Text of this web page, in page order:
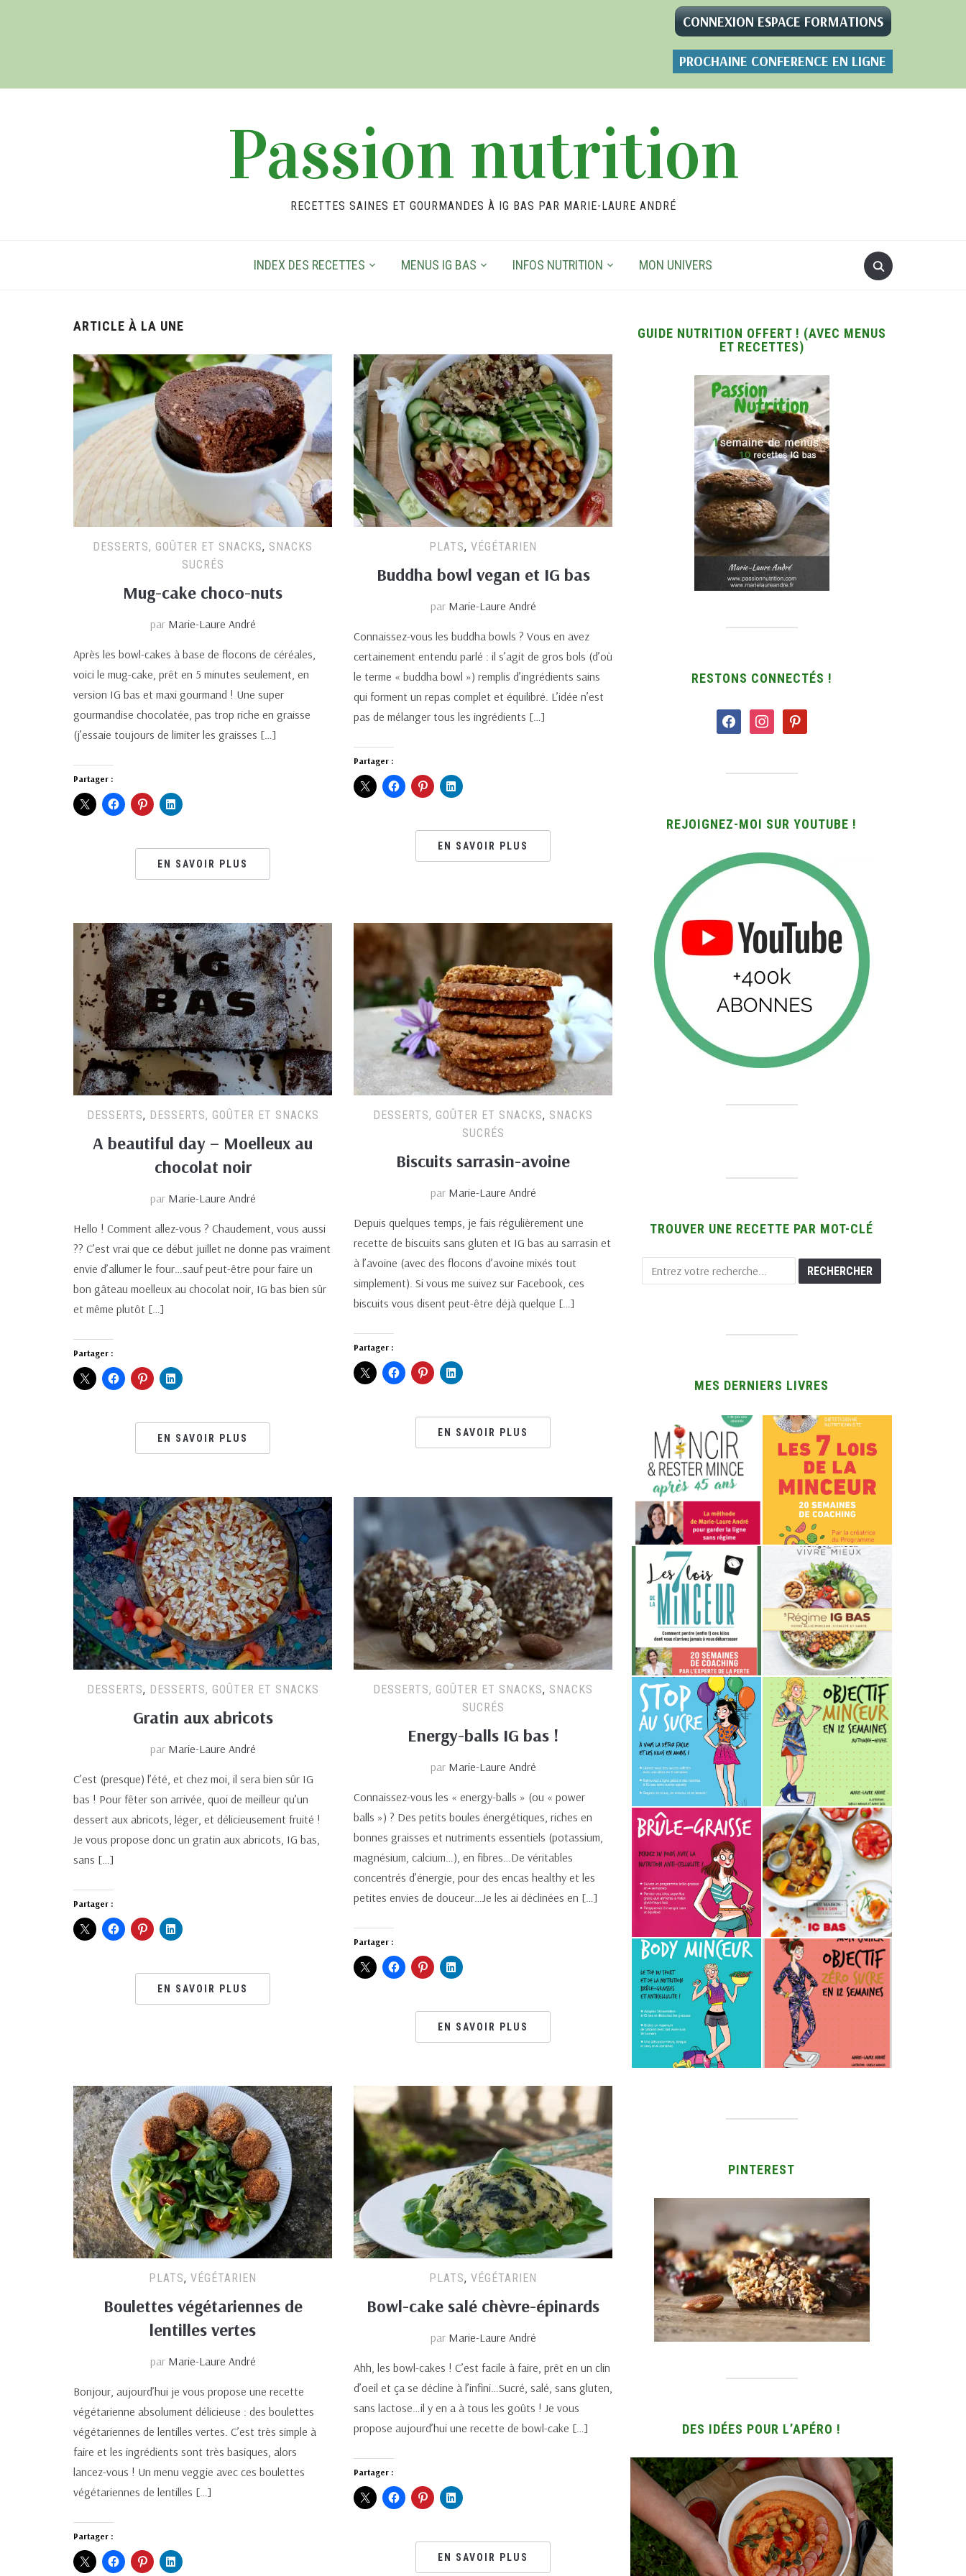
CONNEXION ESPACE FORMATIONS
PROCHAINE CONFERENCE EN LIGNE
Passion nutrition
RECETTES SAINES ET GOURMANDES À IG BAS PAR MARIE-LAURE ANDRÉ
INDEX DES RECETTES MENUS IG BAS INFOS NUTRITION MON UNIVERS
ARTICLE À LA UNE
DESSERTS, GOÛTER ET SNACKS, SNACKS
SUCRÉS
Mug-cake choco-nuts
par Marie-Laure André
Après les bowl-cakes à base de flocons de céréales,
voici le mug-cake, prêt en 5 minutes seulement, en
version IG bas et maxi gourmand ! Une super
gourmandise chocolatée, pas trop riche en graisse
(j’essaie toujours de limiter les graisses […]
Partager :
EN SAVOIR PLUS
PLATS, VÉGÉTARIEN
Buddha bowl vegan et IG bas
par Marie-Laure André
Connaissez-vous les buddha bowls ? Vous en avez
certainement entendu parlé : il s’agit de gros bols (d’où
le terme « buddha bowl ») remplis d’ingrédients sains
qui forment un repas complet et équilibré. L’idée n’est
pas de mélanger tous les ingrédients […]
Partager :
EN SAVOIR PLUS
DESSERTS, DESSERTS, GOÛTER ET SNACKS
A beautiful day – Moelleux au
chocolat noir
par Marie-Laure André
Hello ! Comment allez-vous ? Chaudement, vous aussi
?? C’est vrai que ce début juillet ne donne pas vraiment
envie d’allumer le four…sauf peut-être pour faire un
bon gâteau moelleux au chocolat noir, IG bas bien sûr
et même plutôt […]
Partager :
EN SAVOIR PLUS
DESSERTS, GOÛTER ET SNACKS, SNACKS
SUCRÉS
Biscuits sarrasin-avoine
par Marie-Laure André
Depuis quelques temps, je fais régulièrement une
recette de biscuits sans gluten et IG bas au sarrasin et
à l’avoine (avec des flocons d’avoine mixés tout
simplement). Si vous me suivez sur Facebook, ces
biscuits vous disent peut-être déjà quelque […]
Partager :
EN SAVOIR PLUS
DESSERTS, DESSERTS, GOÛTER ET SNACKS
Gratin aux abricots
par Marie-Laure André
C’est (presque) l’été, et chez moi, il sera bien sûr IG
bas ! Pour fêter son arrivée, quoi de meilleur qu’un
dessert aux abricots, léger, et délicieusement fruité !
Je vous propose donc un gratin aux abricots, IG bas,
sans […]
Partager :
EN SAVOIR PLUS
DESSERTS, GOÛTER ET SNACKS, SNACKS
SUCRÉS
Energy-balls IG bas !
par Marie-Laure André
Connaissez-vous les « energy-balls » (ou « power
balls ») ? Des petits boules énergétiques, riches en
bonnes graisses et nutriments essentiels (potassium,
magnésium, calcium…), en fibres…De véritables
concentrés d’énergie, pour des encas healthy et les
petites envies de douceur…Je les ai déclinées en […]
Partager :
EN SAVOIR PLUS
PLATS, VÉGÉTARIEN
Boulettes végétariennes de
lentilles vertes
par Marie-Laure André
Bonjour, aujourd’hui je vous propose une recette
végétarienne absolument délicieuse : des boulettes
végétariennes de lentilles vertes. C’est très simple à
faire et les ingrédients sont très basiques, alors
lancez-vous ! Un menu veggie avec ces boulettes
végétariennes de lentilles […]
Partager :
PLATS, VÉGÉTARIEN
Bowl-cake salé chèvre-épinards
par Marie-Laure André
Ahh, les bowl-cakes ! C’est facile à faire, prêt en un clin
d’oeil et ça se décline à l’infini…Sucré, salé, sans gluten,
sans lactose…il y en a à tous les goûts ! Je vous
propose aujourd’hui une recette de bowl-cake […]
Partager :
EN SAVOIR PLUS
GUIDE NUTRITION OFFERT ! (AVEC MENUS
ET RECETTES)
RESTONS CONNECTÉS !
facebookinstagrampinterest
REJOIGNEZ-MOI SUR YOUTUBE !
TROUVER UNE RECETTE PAR MOT-CLÉ
MES DERNIERS LIVRES
PINTEREST
DES IDÉES POUR L’APÉRO !